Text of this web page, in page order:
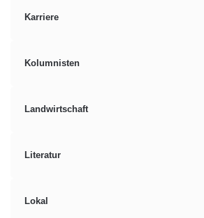
Karriere
Kolumnisten
Landwirtschaft
Literatur
Lokal